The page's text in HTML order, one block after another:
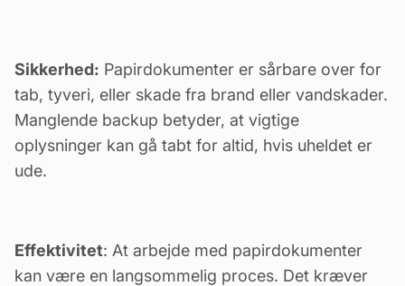
Sikkerhed: Papirdokumenter er sårbare over for
tab, tyveri, eller skade fra brand eller vandskader.
Manglende backup betyder, at vigtige
oplysninger kan gå tabt for altid, hvis uheldet er
ude.
Effektivitet: At arbejde med papirdokumenter
kan være en langsommelig proces. Det kræver